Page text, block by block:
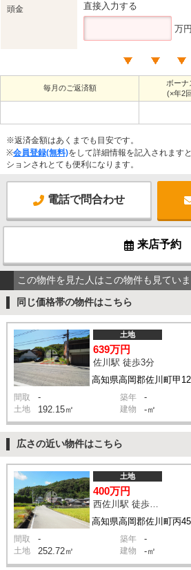
頭金 直接入力する
万円
毎月のご返済額
ボーナ
(×年2
※返済金額はあくまでも目安です。
※会員登録(無料)をして詳細情報を記入されます
ションされとても便利になります。
電話で問合わせ
来店予約
この物件を見た人はこの物件も見てい
同じ価格帯の物件はこちら
高知県高岡郡佐川町甲
土地
639万円
佐川駅 徒歩3分
間取 - 築年 -
土地 192.15㎡ 建物 -㎡
広さの近い物件はこちら
高知県高岡郡佐川町丙
土地
400万円
西佐川駅 徒歩12分
間取 - 築年 -
土地 252.72㎡ 建物 -㎡